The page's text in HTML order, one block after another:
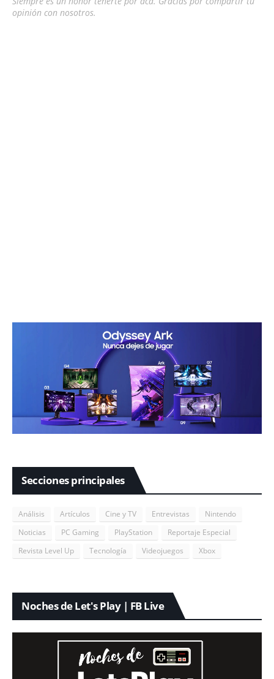
opinión con nosotros.
Secciones principales
Análisis Artículos Cine y TV Entrevistas
Nintendo
Noticias
PC Gaming PlayStation
Reportaje Especial
Revista Level Up
Tecnología Videojuegos Xbox
Noches de Let's Play | FB Live